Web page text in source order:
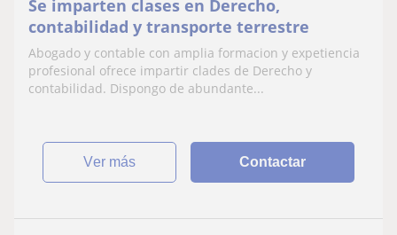
Se imparten clases en Derecho,
contabilidad y transporte terrestre
Abogado y contable con amplia formacion y expetiencia
profesional ofrece impartir clades de Derecho y
contabilidad. Dispongo de abundante...
ver más Contactar